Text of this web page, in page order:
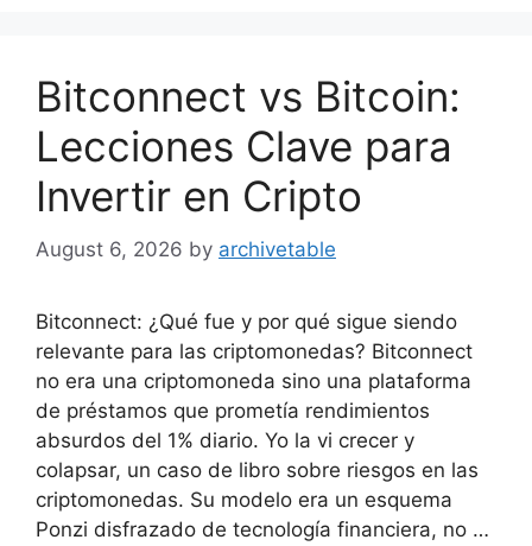
Bitconnect vs Bitcoin:
Lecciones Clave para
Invertir en Cripto
August 6, 2026 by archivetable
Bitconnect: ¿Qué fue y por qué sigue siendo
relevante para las criptomonedas? Bitconnect
no era una criptomoneda sino una plataforma
de préstamos que prometía rendimientos
absurdos del 1% diario. Yo la vi crecer y
colapsar, un caso de libro sobre riesgos en las
criptomonedas. Su modelo era un esquema
Ponzi disfrazado de tecnología financiera, no …